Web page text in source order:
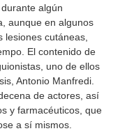
algún
aunque en algunos
cutáneas,
El contenido de
uno de ellos
Antonio Manfredi.
de actores, así
y farmacéuticos, que
a sí mismos.